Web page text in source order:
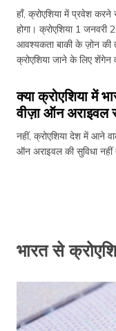
हाँ, क्रोएशिया में प्रवेश
होगा। क्रोएशिया 1
आवश्यकता बाकी के ज़ोन की
क्रोएशिया जाने के लिए शेंगेन
क्या क्रोएशिया में
वीज़ा ऑन अराइवल
नहीं, क्रोएशिया देश में आने
ऑन अराइवल की सुविधा नहीं
भारत से